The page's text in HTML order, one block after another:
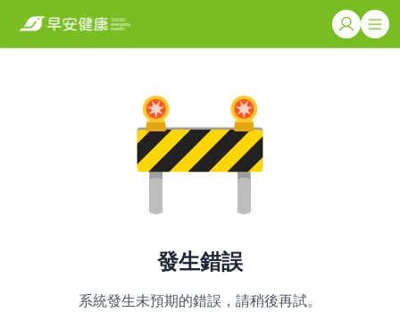
發生錯誤
系統發生未預期的錯誤，請稍後再試。